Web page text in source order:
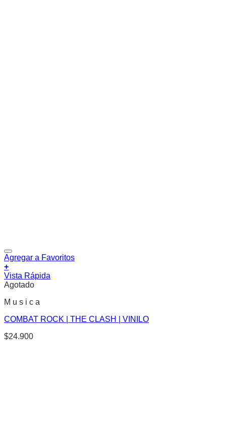
Agregar a Favoritos
+
Vista Rápida
Agotado
M u s i c a
COMBAT ROCK | THE CLASH | VINILO
$24.900